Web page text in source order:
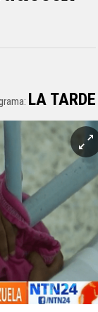
LA TARDE